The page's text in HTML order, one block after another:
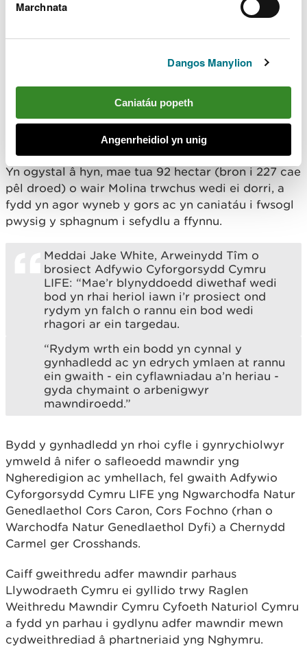
Marchnata
Dangos Manylion
Caniatáu popeth
Angenrheidiol yn unig
prosiect Adfywio Cyforgorsydd Cymru LIFE. Daw’r
Hyd yn hyn, mae hyd at 80km o fynds mawn wedi
eu gosod i gadw dŵr yn ôl ar y mawndiroedd - gan
eu cadw nhw’n wlypach am amser hirach a helpu
storio rhagor o garbon o’r atmosffer.
Yn ogystal â hyn, mae tua 92 hectar (bron i 227 cae
pêl droed) o wair Molina trwchus wedi ei dorri, a
fydd yn agor wyneb y gors ac yn caniatáu i fwsogl
pwysig y sphagnum i sefydlu a ffynnu.
Meddai Jake White, Arweinydd Tîm o
brosiect Adfywio Cyforgorsydd Cymru
LIFE: “Mae’r blynyddoedd diwethaf wedi
bod yn rhai heriol iawn i’r prosiect ond
rydym yn falch o rannu ein bod wedi
rhagori ar ein targedau.
“Rydym wrth ein bodd yn cynnal y
gynhadledd ac yn edrych ymlaen at rannu
ein gwaith - ein cyflawniadau a’n heriau -
gyda chymaint o arbenigwyr
mawndiroedd.”
Bydd y gynhadledd yn rhoi cyfle i gynrychiolwyr
ymweld â nifer o safleoedd mawndir yng
Ngheredigion ac ymhellach, fel gwaith Adfywio
Cyforgorsydd Cymru LIFE yng Ngwarchodfa Natur
Genedlaethol Cors Caron, Cors Fochno (rhan o
Warchodfa Natur Genedlaethol Dyfi) a Chernydd
Carmel ger Crosshands.
Caiff gweithredu adfer mawndir parhaus
Llywodraeth Cymru ei gyllido trwy Raglen
Weithredu Mawndir Cymru Cyfoeth Naturiol Cymru
a fydd yn parhau i gydlynu adfer mawndir mewn
cydweithrediad â phartneriaid yng Nghymru.